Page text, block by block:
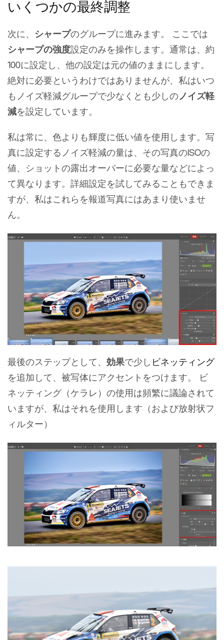
いくつかの最終調整
次に、 シャープのグループに進みます。 ここでは
シャープの強度設定のみを操作します。通常は、約
100に設定し、他の設定は元の値のままにします。
絶対に必要というわけではありませんが、私はいつ
もノイズ軽減グループで少なくとも少しのノイズ軽
減を設定しています。
私は常に、色よりも輝度に低い値を使用します。写
真に設定するノイズ軽減の量は、その写真のISOの
値、ショットの露出オーバーに必要な量などによっ
て異なります。詳細設定を試してみることもできま
すが、私はこれらを報道写真にはあまり使いませ
ん。
最後のステップとして、 効果で少し ビネッティング
を追加して、被写体にアクセントをつけます。 ビ
ネッティング（ケラレ）の使用は頻繁に議論されて
いますが、私はそれを使用します（および放射状フ
ィルター）